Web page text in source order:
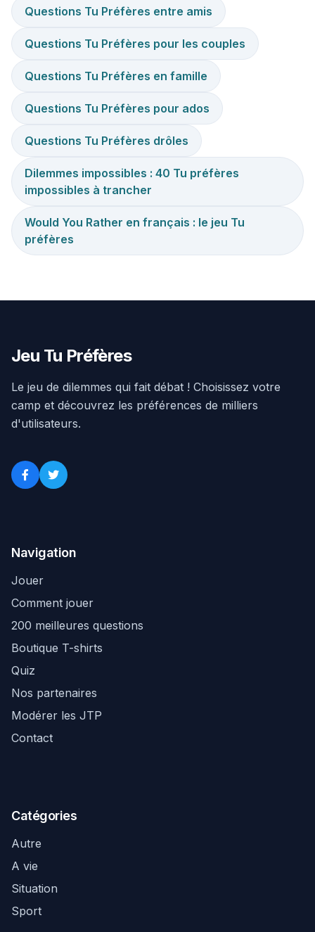
Questions Tu Préfères entre amis
Questions Tu Préfères pour les couples
Questions Tu Préfères en famille
Questions Tu Préfères pour ados
Questions Tu Préfères drôles
Dilemmes impossibles : 40 Tu préfères
impossibles à trancher
Would You Rather en français : le jeu Tu
préfères
Jeu Tu Préfères
Le jeu de dilemmes qui fait débat ! Choisissez votre
camp et découvrez les préférences de milliers
d'utilisateurs.
Navigation
Jouer
Comment jouer
200 meilleures questions
Boutique T-shirts
Quiz
Nos partenaires
Modérer les JTP
Contact
Catégories
Autre
A vie
Situation
Sport